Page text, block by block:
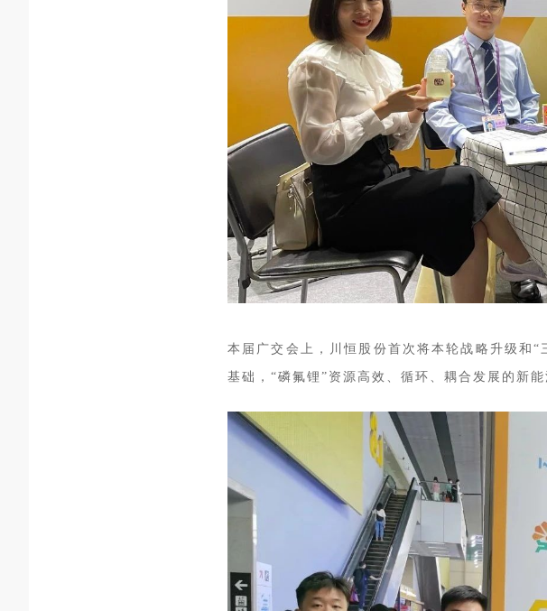
本届广交会上，川恒股份首次将本轮战略升级和
基础，“磷氟锂”资源高效、循环、耦合发展的新